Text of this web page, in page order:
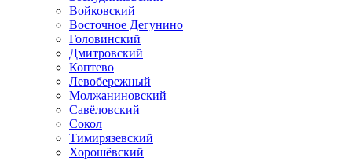
Войковский
Восточное Дегунино
Головинский
Дмитровский
Коптево
Левобережный
Молжаниновский
Савёловский
Сокол
Тимирязевский
Хорошёвский